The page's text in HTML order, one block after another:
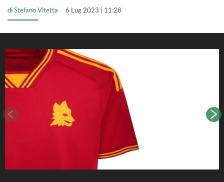
diStefano Vitetta 6 Lug 2023 | 11:28